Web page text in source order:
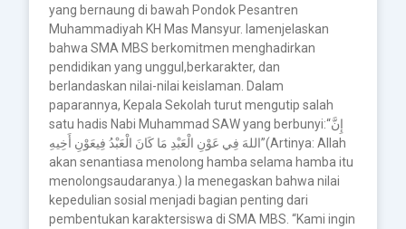
yang bernaung di bawah Pondok Pesantren
Muhammadiyah KH Mas Mansyur. Iamenjelaskan
bahwa SMA MBS berkomitmen menghadirkan
pendidikan yang unggul,berkarakter, dan
berlandaskan nilai-nilai keislaman. Dalam
paparannya, Kepala Sekolah turut mengutip salah
satu hadis Nabi Muhammad SAW yang berbunyi:“إِنَّ
اللهَ فِي عَوْنِ الْعَبْدِ مَا كَانَ الْعَبْدُ فِيعَوْنِ أَخِيهِ”(Artinya: Allah
akan senantiasa menolong hamba selama hamba itu
menolongsaudaranya.) Ia menegaskan bahwa nilai
kepedulian sosial menjadi bagian penting dari
pembentukan karaktersiswa di SMA MBS. “Kami ingin